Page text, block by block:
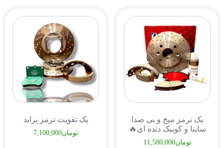
پک ترمز میخ و بی صدا
ساینا و کوییک دنده ای🔥
تومان11,580,000
پک تقویت ترمز پراید
تومان7,100,000